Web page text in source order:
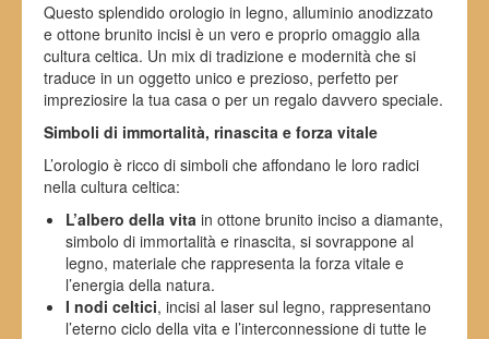
Questo splendido orologio in legno, alluminio anodizzato
e ottone brunito incisi è un vero e proprio omaggio alla
cultura celtica. Un mix di tradizione e modernità che si
traduce in un oggetto unico e prezioso, perfetto per
impreziosire la tua casa o per un regalo davvero speciale.
Simboli di immortalità, rinascita e forza vitale
L’orologio è ricco di simboli che affondano le loro radici
nella cultura celtica:
L’albero della vita in ottone brunito inciso a diamante,
simbolo di immortalità e rinascita, si sovrappone al
legno, materiale che rappresenta la forza vitale e
l’energia della natura.
I nodi celtici, incisi al laser sul legno, rappresentano
l’eterno ciclo della vita e l’interconnessione di tutte le